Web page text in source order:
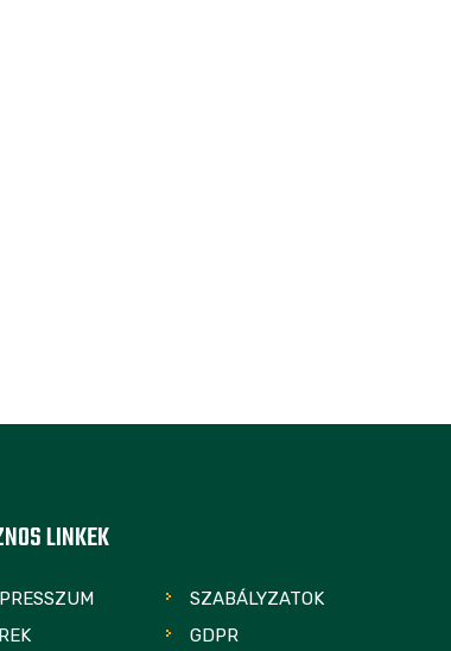
LINKEK
SZABÁLYZATOK
GDPR